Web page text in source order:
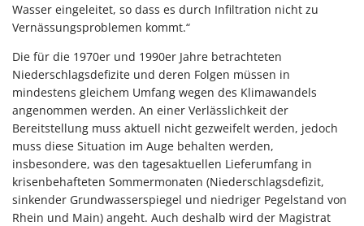
Wasser eingeleitet, so dass es durch Infiltration nicht zu
Vernässungsproblemen kommt.“
Die für die 1970er und 1990er Jahre betrachteten
Niederschlagsdefizite und deren Folgen müssen in
mindestens gleichem Umfang wegen des Klimawandels
angenommen werden. An einer Verlässlichkeit der
Bereitstellung muss aktuell nicht gezweifelt werden, jedoch
muss diese Situation im Auge behalten werden,
insbesondere, was den tagesaktuellen Lieferumfang in
krisenbehafteten Sommermonaten (Niederschlagsdefizit,
sinkender Grundwasserspiegel und niedriger Pegelstand von
Rhein und Main) angeht. Auch deshalb wird der Magistrat